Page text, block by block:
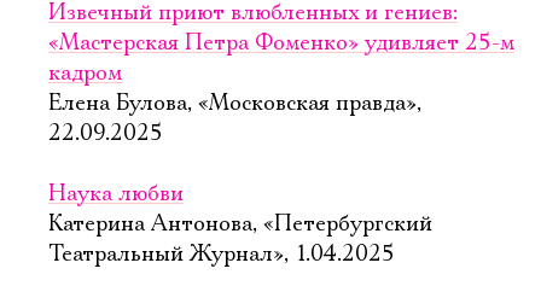
Извечный приют влюбленных и гениев:
«Мастерская Петра Фоменко» удивляет 25-м
кадром
Елена Булова, «Московская правда»,
22.09.2025
Наука любви
Катерина Антонова, «Петербургский
Театральный Журнал», 1.04.2025